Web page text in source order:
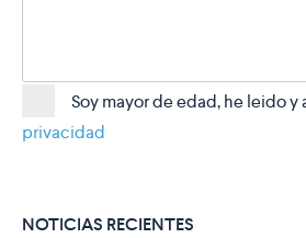
Soy mayor de edad, he leido y
privacidad
NOTICIAS RECIENTES